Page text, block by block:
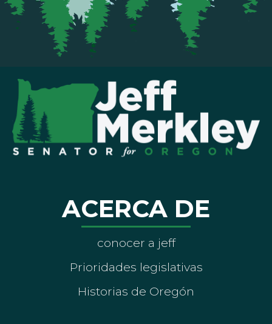
ACERCA DE
conocer a jeff
Prioridades legislativas
Historias de Oregón